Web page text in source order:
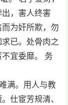
，害人终害
为奸所欺，勿
已。处骨肉之
宜委靡。 务
满。用人与教
仕宦芳规清、